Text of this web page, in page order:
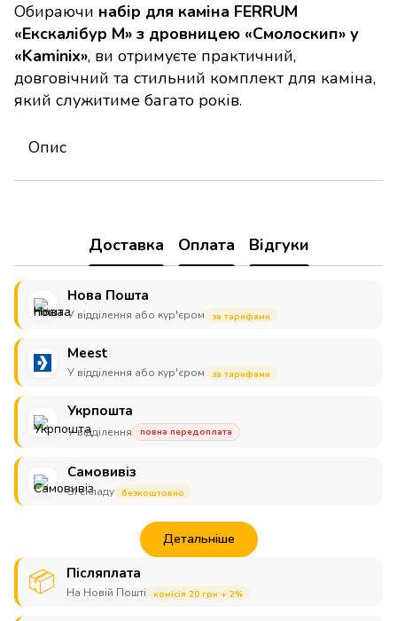
Обираючи набір для каміна FERRUM
«Екскалібур М» з дровницею «Смолоскип» у
«Kaminix», ви отримуєте практичний,
довговічний та стильний комплект для каміна,
який служитиме багато років.
Опис
Доставка Оплата Відгуки
Нова Пошта
У відділення або кур'єром за тарифами
Meest
У відділення або кур'єром за тарифами
Укрпошта
У відділення повна передоплата
Самовивіз
Зі складу безкоштовно
Детальніше
📦 Післяплата
На Новій Пошті комісія 20 грн + 2%